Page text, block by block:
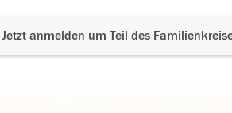
Jetzt anmelden um Teil des